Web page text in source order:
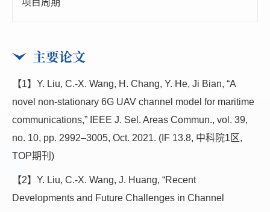
主要论文
【1】Y. Liu, C.-X. Wang, H. Chang, Y. He, Ji Bian, “A
novel non-stationary 6G UAV channel model for maritime
communications,” IEEE J. Sel. Areas Commun., vol. 39,
no. 10, pp. 2992–3005, Oct. 2021. (IF 13.8, 中科院1区,
TOP期刊)
【2】Y. Liu, C.-X. Wang, J. Huang, “Recent
Developments and Future Challenges in Channel